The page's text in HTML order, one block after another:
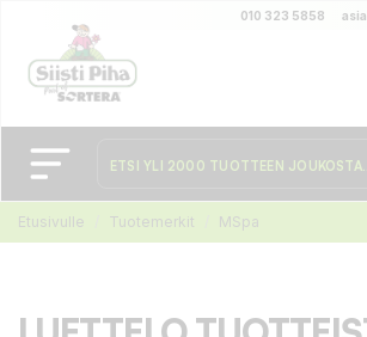
010 323 5858
Etusivulle Tuotemerkit MSpa